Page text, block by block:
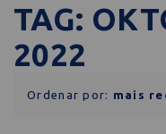
TAG:
2022
Ordenar por: